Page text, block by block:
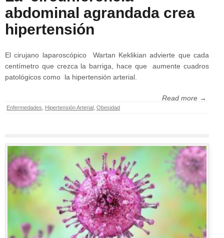
abdominal agrandada crea
hipertensión
El cirujano laparoscópico Wartan Keklikian advierte que cada
centímetro que crezca la barriga, hace que aumente cuadros
patológicos como la hipertensión arterial.
Read more →
Enfermedades Hipertensión Arterial Obesidad